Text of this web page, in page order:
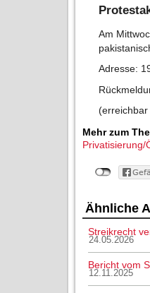
Am
Adresse:
(erreichbar
Mehr zum
Privatisierung/
Ähnliche
Streikrecht
24.05.2026
Bericht vom
12.11.2025